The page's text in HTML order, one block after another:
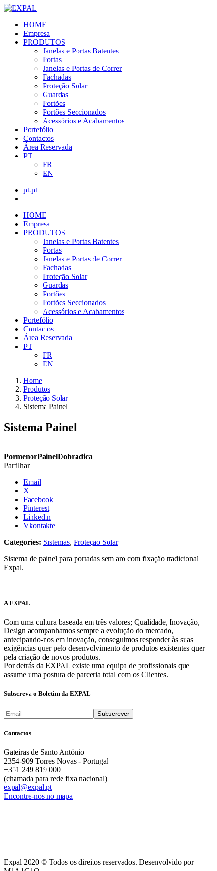
HOME
Empresa
PRODUTOS
Janelas e Portas Batentes
Portas
Janelas e Portas de Correr
Fachadas
Proteção Solar
Guardas
Portões
Portões Seccionados
Acessórios e Acabamentos
Portefólio
Contactos
Área Reservada
PT
FR
EN
pt-pt
HOME
Empresa
PRODUTOS
Janelas e Portas Batentes
Portas
Janelas e Portas de Correr
Fachadas
Proteção Solar
Guardas
Portões
Portões Seccionados
Acessórios e Acabamentos
Portefólio
Contactos
Área Reservada
PT
FR
EN
Home
Produtos
Proteção Solar
Sistema Painel
Sistema Painel
PormenorPainelDobradica
Partilhar
Email
X
Facebook
Pinterest
Linkedin
Vkontakte
Categories: Sistemas, Proteção Solar
Sistema de painel para portadas sem aro com fixação tradicional
Expal.
A EXPAL
Com uma cultura baseada em três valores; Qualidade, Inovação,
Design acompanhamos sempre a evolução do mercado,
antecipando-nos em inovação, conseguimos responder às suas
exigências quer pelo desenvolvimento de produtos existentes quer
pela criação de novos produtos.
Por detrás da EXPAL existe uma equipa de profissionais que
assume uma postura de parceria total com os Clientes.
Subscreva o Boletim da EXPAL
Contactos
Gateiras de Santo António
2354-909 Torres Novas - Portugal
+351 249 819 000
(chamada para rede fixa nacional)
expal@expal.pt
Encontre-nos no mapa
Expal 2020 © Todos os direitos reservados. Desenvolvido por